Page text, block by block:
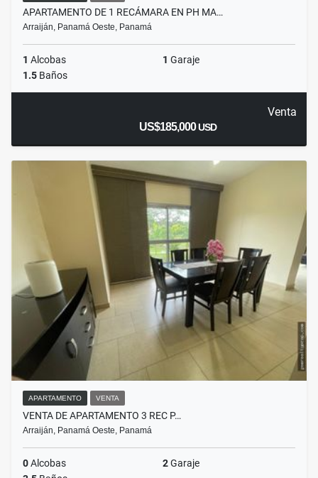
APARTAMENTO DE 1 RECÁMARA EN PH MA…
Arraiján, Panamá Oeste, Panamá
1 Alcobas 1 Garaje
1.5 Baños
Venta
US$185,000USD
APARTAMENTO VENTA
VENTA DE APARTAMENTO 3 REC P…
Arraiján, Panamá Oeste, Panamá
0Alcobas 2Garaje